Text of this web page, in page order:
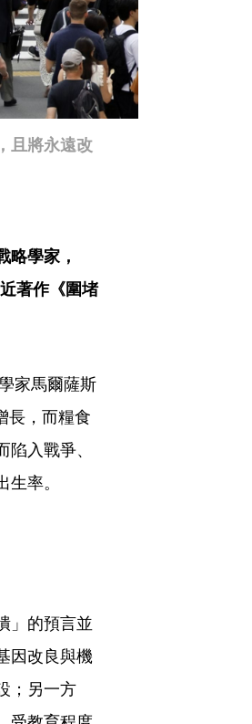
且將永遠改
略學家，
著作《圍堵
家馬爾薩斯
長，而糧食
入戰爭、
率。
」的預言並
因改良與機
；另一方